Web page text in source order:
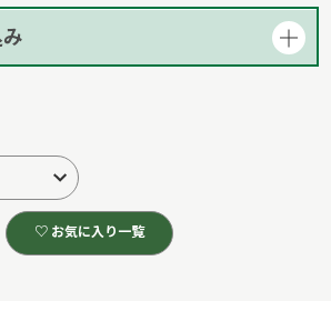
♡ お気に入り一覧